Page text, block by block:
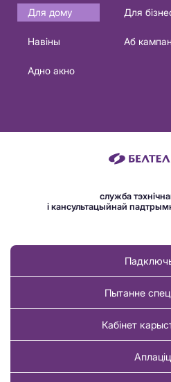
Основная
навигация
Для дому Для
Навіны
Аб
Адно акно
служба
і кансультацыйнай
Пытанне
Кабінет